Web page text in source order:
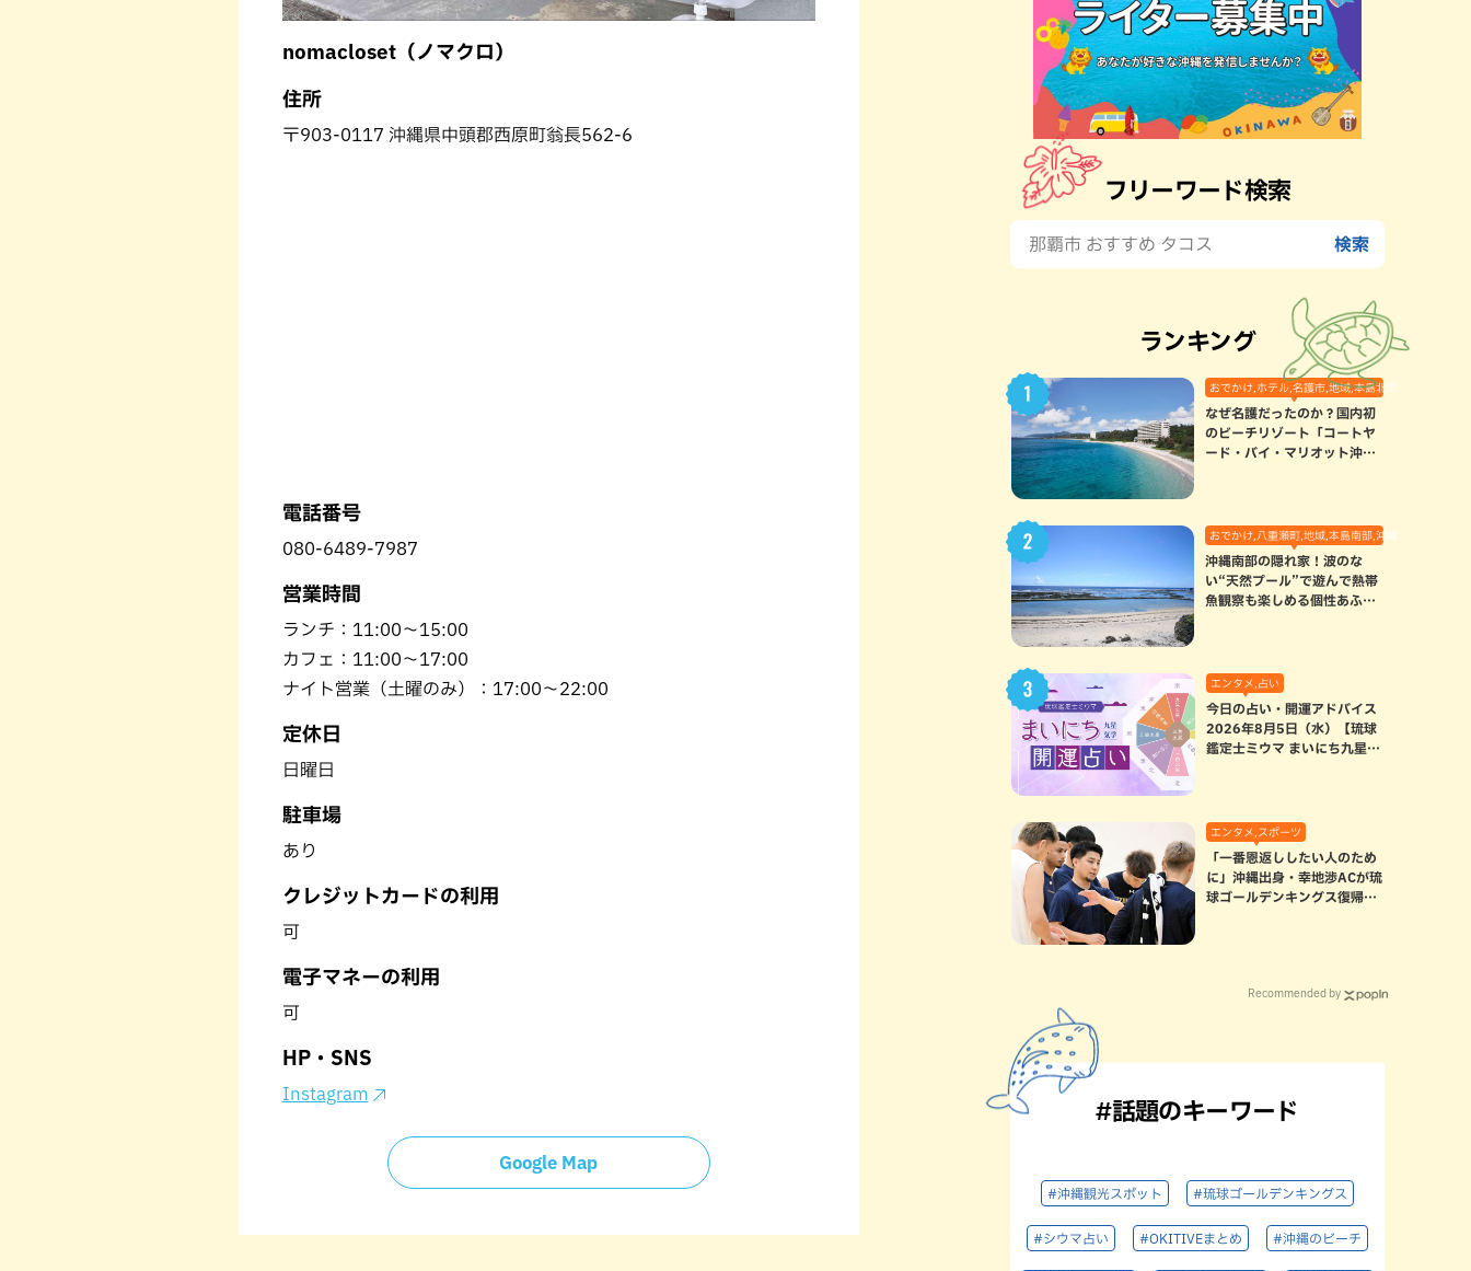
nomacloset（ノマクロ）
住所
〒903-0117 沖縄県中頭郡西原町翁長562-6
電話番号
080-6489-7987
営業時間
ランチ：11:00〜15:00
カフェ：11:00〜17:00
ナイト営業（土曜のみ）：17:00〜22:00
定休日
日曜日
駐車場
あり
クレジットカードの利用
可
電子マネーの利用
可
HP・SNS
Instagram
Google Map
フリーワード検索
ランキング
おでかけ,ホテル,名護市,地域,本島北部
なぜ名護だったのか？国内初
のビーチリゾート「コートヤ
ード・バイ・マリオット沖縄
おでかけ,八重瀬町,地域,本島南部,沖縄の海,自然
沖縄南部の隠れ家！波のな
い“天然プール”で遊んで熱帯
魚観察も楽しめる個性あふれ
エンタメ,占い
今日の占い・開運アドバイス
2026年8月5日（水）【琉球
鑑定士ミウマ まいにち九星気
エンタメ,スポーツ
「一番恩返ししたい人のため
に」沖縄出身・幸地渉ACが琉
球ゴールデンキングス復帰。
Recommended by
#話題のキーワード
#沖縄観光スポット #琉球ゴールデンキングス
#シウマ占い #OKITIVEまとめ #沖縄のビーチ